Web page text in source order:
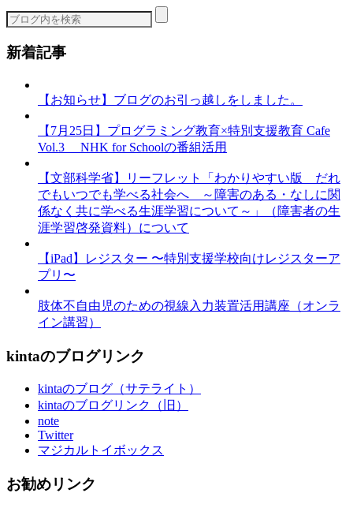
ー
新着記事
【お知らせ】ブログのお引っ越しをしました。
【7月25日】プログラミング教育×特別支援教育 Cafe
Vol.3 NHK for Schoolの番組活用
【文部科学省】リーフレット「わかりやすい版 だれ
でもいつでも学べる社会へ ～障害のある・なしに関
係なく共に学べる生涯学習について～」（障害者の生
涯学習啓発資料）について
【iPad】レジスター 〜特別支援学校向けレジスターア
プリ〜
肢体不自由児のための視線入力装置活用講座（オンラ
イン講習）
kintaのブログリンク
kintaのブログ（サテライト）
kintaのブログリンク（旧）
note
Twitter
マジカルトイボックス
お勧めリンク